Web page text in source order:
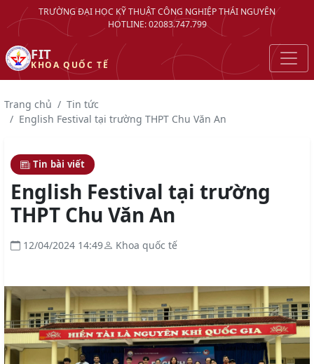
TRƯỜNG ĐẠI HỌC KỸ THUẬT CÔNG NGHIỆP THÁI NGUYÊN
HOTLINE: 02083.747.799
FIT
KHOA QUỐC TẾ
Trang chủ
Tin tức
English Festival tại trường THPT Chu Văn An
Tin bài viết
English Festival tại trường
THPT Chu Văn An
12/04/2024 14:49 Khoa quốc tế